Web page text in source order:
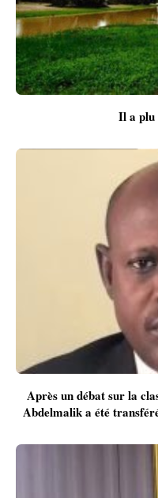
Il a plu
Après un débat sur la
Abdelmalik a été